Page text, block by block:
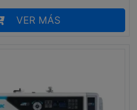
VER MÁS